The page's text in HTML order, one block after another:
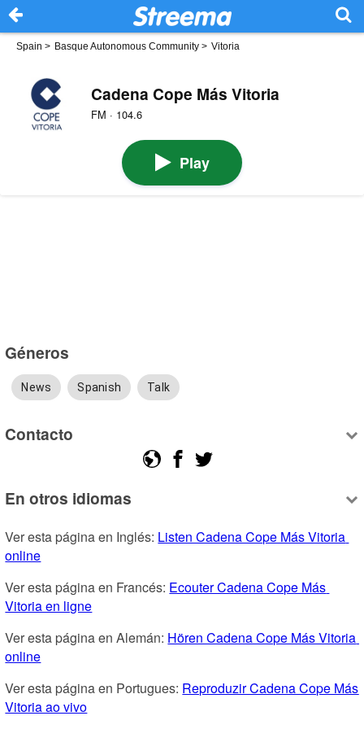
Spain > Basque Autonomous Community > Vitoria
Cadena Cope Más Vitoria
FM · 104.6
Play
Géneros
News Spanish Talk
Contacto
En otros idiomas
Ver esta página en Inglés: Listen Cadena Cope Más Vitoria
online
Ver esta página en Francés: Ecouter Cadena Cope Más
Vitoria en ligne
Ver esta página en Alemán: Hören Cadena Cope Más Vitoria
online
Ver esta página en Portugues: Reproduzir Cadena Cope Más
Vitoria ao vivo